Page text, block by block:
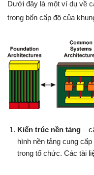
Dưới đây là một ví dụ về
trong bốn cấp độ của
Kiến trúc nền tảng –
hình nền tảng cung
trong tổ chức. Các tài